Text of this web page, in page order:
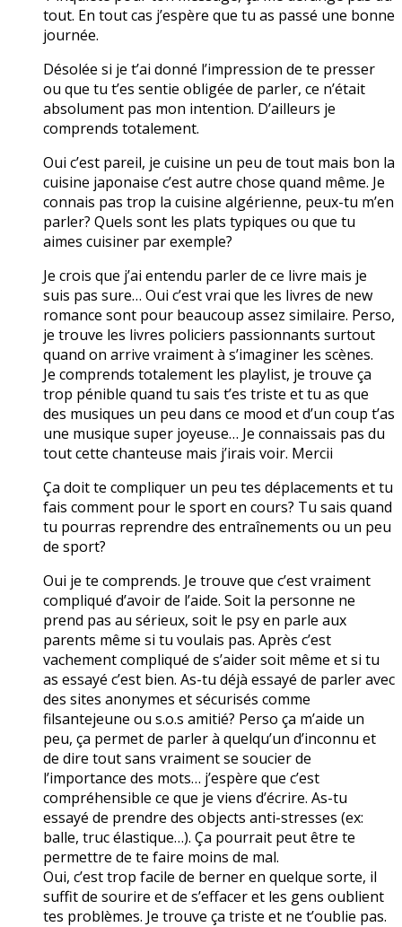
tout. En tout cas j’espère que tu as passé une bonne
journée.
Désolée si je t’ai donné l’impression de te presser
ou que tu t’es sentie obligée de parler, ce n’était
absolument pas mon intention. D’ailleurs je
comprends totalement.
Oui c’est pareil, je cuisine un peu de tout mais bon la
cuisine japonaise c’est autre chose quand même. Je
connais pas trop la cuisine algérienne, peux-tu m’en
parler? Quels sont les plats typiques ou que tu
aimes cuisiner par exemple?
Je crois que j’ai entendu parler de ce livre mais je
suis pas sure… Oui c’est vrai que les livres de new
romance sont pour beaucoup assez similaire. Perso,
je trouve les livres policiers passionnants surtout
quand on arrive vraiment à s’imaginer les scènes.
Je comprends totalement les playlist, je trouve ça
trop pénible quand tu sais t’es triste et tu as que
des musiques un peu dans ce mood et d’un coup t’as
une musique super joyeuse… Je connaissais pas du
tout cette chanteuse mais j’irais voir. Mercii
Ça doit te compliquer un peu tes déplacements et tu
fais comment pour le sport en cours? Tu sais quand
tu pourras reprendre des entraînements ou un peu
de sport?
Oui je te comprends. Je trouve que c’est vraiment
compliqué d’avoir de l’aide. Soit la personne ne
prend pas au sérieux, soit le psy en parle aux
parents même si tu voulais pas. Après c’est
vachement compliqué de s’aider soit même et si tu
as essayé c’est bien. As-tu déjà essayé de parler avec
des sites anonymes et sécurisés comme
filsantejeune ou s.o.s amitié? Perso ça m’aide un
peu, ça permet de parler à quelqu’un d’inconnu et
de dire tout sans vraiment se soucier de
l’importance des mots… j’espère que c’est
compréhensible ce que je viens d’écrire. As-tu
essayé de prendre des objects anti-stresses (ex:
balle, truc élastique…). Ça pourrait peut être te
permettre de te faire moins de mal.
Oui, c’est trop facile de berner en quelque sorte, il
suffit de sourire et de s’effacer et les gens oublient
tes problèmes. Je trouve ça triste et ne t’oublie pas.